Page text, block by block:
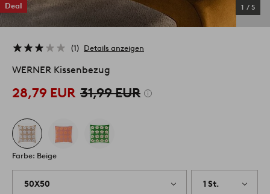
Deal 1 / 5
1 Details anzeigen
WERNER Kissenbezug
28,79 EUR 31,99 EUR
Farbe: Beige
50X50 1 St.